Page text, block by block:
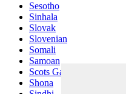
Sesotho
Sinhala
Slovak
Slovenian
Somali
Samoan
Scots Gaelic
Shona